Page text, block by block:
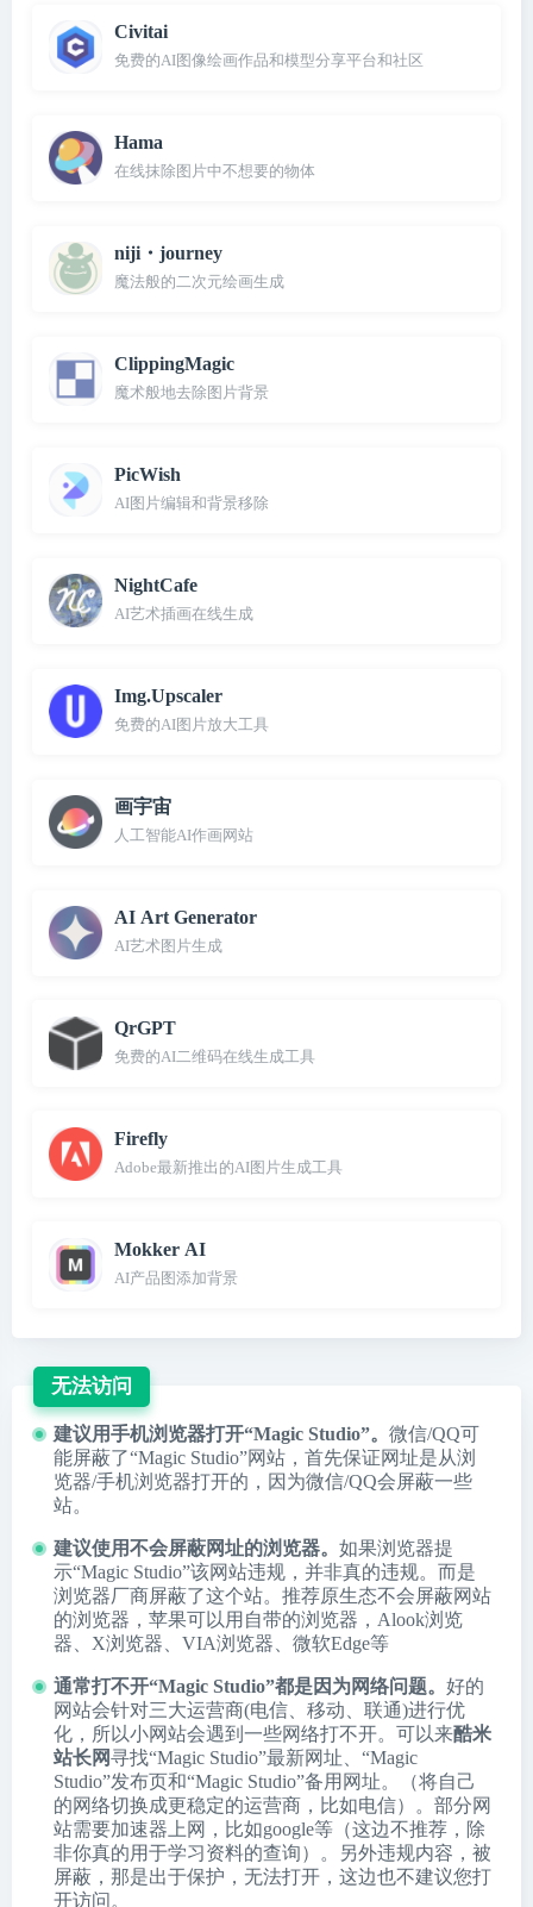
Civitai
免费的AI图像绘画作品和模型分享平台和社区
Hama
在线抹除图片中不想要的物体
niji・journey
魔法般的二次元绘画生成
ClippingMagic
魔术般地去除图片背景
PicWish
AI图片编辑和背景移除
NightCafe
AI艺术插画在线生成
Img.Upscaler
免费的AI图片放大工具
画宇宙
人工智能AI作画网站
AI Art Generator
AI艺术图片生成
QrGPT
免费的AI二维码在线生成工具
Firefly
Adobe最新推出的AI图片生成工具
Mokker AI
AI产品图添加背景
无法访问
建议用手机浏览器打开“Magic Studio”。 微信/QQ可
能屏蔽了“Magic Studio”网站，首先保证网址是从浏
览器/手机浏览器打开的，因为微信/QQ会屏蔽一些
站。
建议使用不会屏蔽网址的浏览器。 如果浏览器提
示“Magic Studio”该网站违规，并非真的违规。而是
浏览器厂商屏蔽了这个站。推荐原生态不会屏蔽网站
的浏览器，苹果可以用自带的浏览器， Alook浏览
器
X浏览器 VIA浏览器 微软Edge等
通常打不开“Magic Studio”都是因为网络问题。 好的
网站会针对三大运营商(电信、移动、联通)进行优
化，所以小网站会遇到一些网络打不开。可以来酷米
站长网寻找“Magic Studio”最新网址、“Magic
Studio”发布页和“Magic Studio”备用网址。（将自己
的网络切换成更稳定的运营商，比如电信）。部分网
站需要加速器上网，比如google等（这边不推荐，除
非你真的用于学习资料的查询）。另外违规内容，被
屏蔽，那是出于保护，无法打开，这边也不建议您打
开访问。